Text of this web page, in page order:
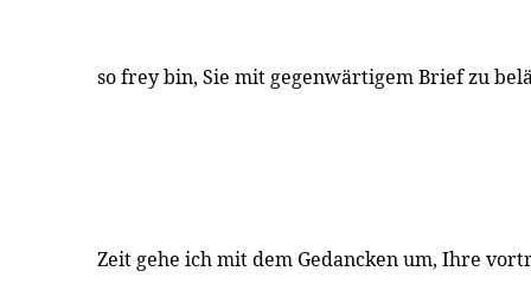
so frey bin, Sie mit gegenwärtigem Brief zu
Zeit gehe ich mit dem Gedancken um, Ihre